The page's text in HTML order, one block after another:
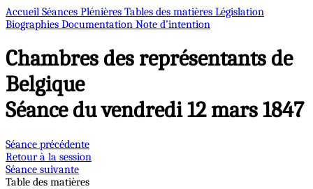
Accueil Séances Plénières Tables des matières Législation
Biographies Documentation Note d’intention
Chambres des représentants de
Belgique
Séance du vendredi 12 mars 1847
Séance précédente
Retour à la session
Séance suivante
Table des matières